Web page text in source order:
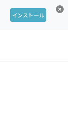
インストール